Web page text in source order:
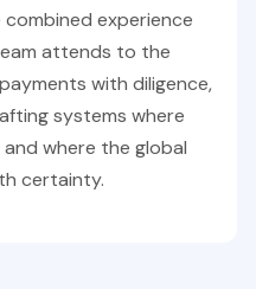
experience
attends to the
with diligence,
systems where
where the global
certainty.